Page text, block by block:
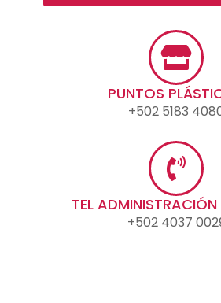
PUNTOS
+502 5183
TEL ADMINISTRACIÓN
+502 4037